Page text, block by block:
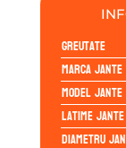
Greutate
Marca jante
Model jante
Latime jante
Diametru